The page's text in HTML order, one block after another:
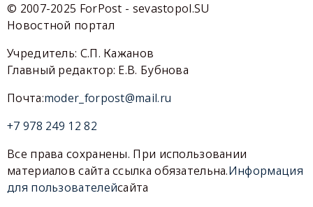
© 2007-2025 ForPost - sevastopol.SU
Новостной портал
Учредитель: С.П. Кажанов
Главный редактор: Е.В. Бубнова
Почта:moder_forpost@mail.ru
+7 978 249 12 82
Все права сохранены. При использовании
материалов сайта ссылка обязательна.Информация
для пользователейсайта